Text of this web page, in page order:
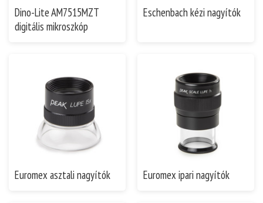
Dino-Lite AM7515MZT
digitális mikroszkóp
Eschenbach kézi nagyítók
Euromex asztali nagyítók Euromex ipari nagyítók